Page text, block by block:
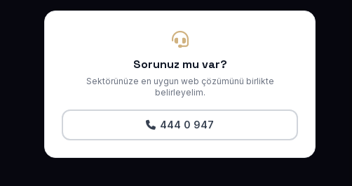
Sorunuz mu var?
Sektörünüze en uygun web çözümünü birlikte
belirleyelim.
444 0 947